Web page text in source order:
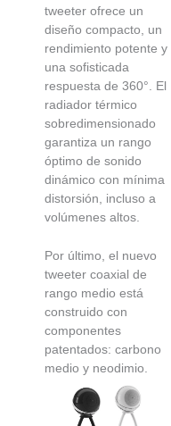
tweeter ofrece un
diseño compacto, un
rendimiento potente y
una sofisticada
respuesta de 360°. El
radiador térmico
sobredimensionado
garantiza un rango
óptimo de sonido
dinámico con mínima
distorsión, incluso a
volúmenes altos.
Por último, el nuevo
tweeter coaxial de
rango medio está
construido con
componentes
patentados: carbono
medio y neodimio.